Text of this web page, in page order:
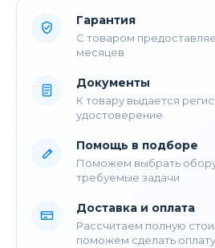
Гарантия
С товаром
месяцев
Документы
К товару выдается
удостоверение
Помощь в подборе
Поможем выбрать
требуемые задачи
Доставка и оплата
Рассчитаем полную
поможем сделать оплату